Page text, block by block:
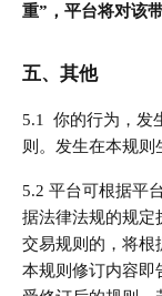
重”，平台将对该
五、其他
5.1 你的行为，发
则。发生在本规则
5.2 平台可根据平
据法律法规的规定
交易规则的，将根
本规则修订内容即